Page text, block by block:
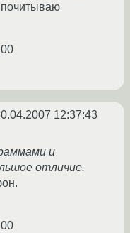
почитываю
12:37:43
и
отличие.